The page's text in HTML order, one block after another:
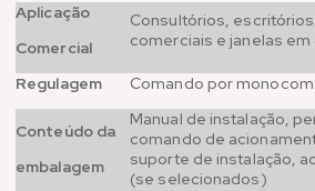
Aplicação
Comercial
Consultórios,
comerciais e janelas em
Regulagem Comando por
Conteúdo da
embalagem
Manual de instalação,
comando de
suporte de instalação,
(se selecionados)